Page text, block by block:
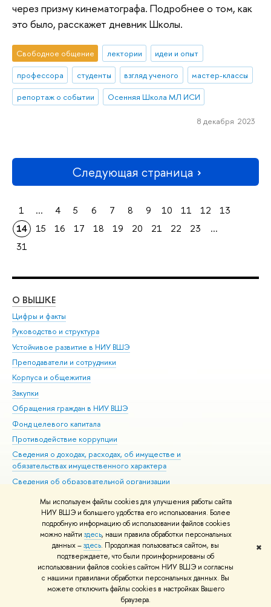
Мы используем файлы cookies для улучшения работы сайта
НИУ ВШЭ и большего удобства его использования. Более
подробную информацию об использовании файлов cookies
можно найти здесь, наши правила обработки персональных
данных –здесь. Продолжая пользоваться сайтом, вы
подтверждаете, что были проинформированы об
использовании файлов cookies сайтом НИУ ВШЭ и согласны
с нашими правилами обработки персональных данных. Вы
можете отключить файлы cookies в настройках Вашего
браузера.
✖
через призму кинематографа. Подробнее о том, как
это было, расскажет дневник Школы.
Свободное общение лектории
идеи и опыт
профессора
студенты взгляд ученого
мастер-классы
репортаж о событии
Осенняя Школа МЛ ИСИ
8 декабря 2023
Следующая страница
1 ... 4 5 6 7 8 9 10 11 12
13
14
15 16 17 18 19 20 21 22 23
...
31
О ВЫШКЕ
Цифры и факты
Руководство и структура
Устойчивое развитие в НИУ ВШЭ
Преподаватели и сотрудники
Корпуса и общежития
Закупки
Обращения граждан в НИУ ВШЭ
Фонд целевого капитала
Противодействие коррупции
Сведения о доходах, расходах, об имуществе и
обязательствах имущественного характера
Сведения об образовательной организации
Людям с ограниченными возможностями здоровья
Единая платежная страница
Работа в Вышке
© НИУ ВШЭ 1993–2026 Адреса и контакты Условия использования
материалов Политика конфиденциальности Карта сайта
Шрифты HSE Sans и HSE Slab разработаны вШколе дизайна НИУ ВШЭ